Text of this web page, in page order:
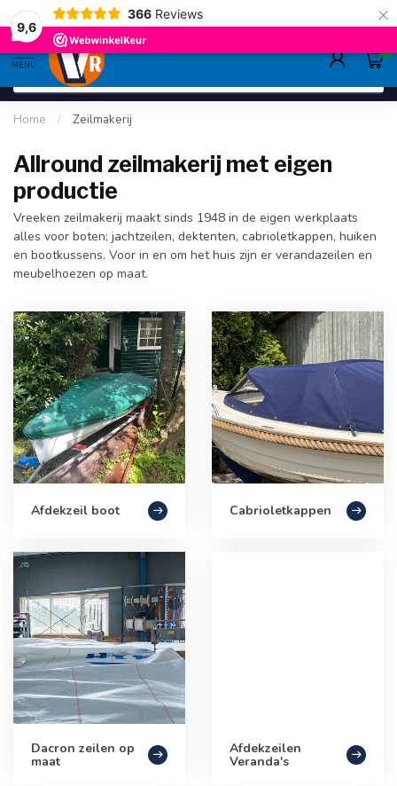
9,6
366 Reviews ×
gratis verzending>80,-
MENU
0
Home / Zeilmakerij
Allround zeilmakerij met eigen
productie
Vreeken zeilmakerij maakt sinds 1948 in de eigen werkplaats
alles voor boten; jachtzeilen, dektenten, cabrioletkappen, huiken
en bootkussens. Voor in en om het huis zijn er verandazeilen en
meubelhoezen op maat.
Afdekzeil boot Cabrioletkappen
Dacron zeilen op
maat
Afdekzeilen
Veranda's